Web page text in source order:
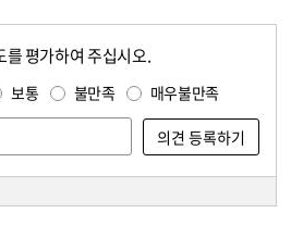
평가하여 주십시오.
보통 불만족 매우불만족